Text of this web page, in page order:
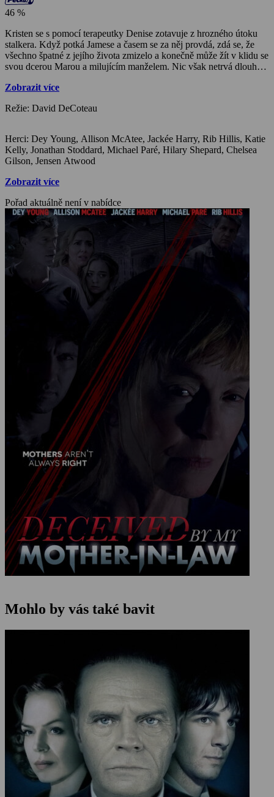
46 %
Kristen se s pomocí terapeutky Denise zotavuje z hrozného útoku
stalkera. Když potká Jamese a časem se za něj provdá, zdá se, že
všechno špatné z jejího života zmizelo a konečně může žít v klidu se
svou dcerou Marou a milujícím manželem. Nic však netrvá dlouho.
domů. Od počátku je cítit mezi Kristen a Maggie napětí, které se
vztah mezi dvěma ženami se z hádek mění na otevřený boj. Kristen
úmysly. Mara vidí, co se děje a pro začátek požádá znovu o pomoc
terapeutku Denise, která do případu zapojí policii.
Zobrazit více
Režie: David DeCoteau
Herci: Dey Young, Allison McAtee, Jackée Harry, Rib Hillis, Katie
Kelly, Jonathan Stoddard, Michael Paré, Hilary Shepard, Chelsea
Gilson, Jensen Atwood
Zobrazit více
Pořad aktuálně není v nabídce
Mohlo by vás také bavit